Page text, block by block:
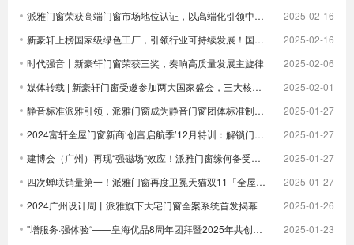
派雅门窗荣获高端门窗市场地位认证，以高端化引领中国门窗新未来| 倒计时
2025-02-16
新豪轩上榜国家级绿色工厂，引领行业可持续发展！国家级荣誉 1！
2025-02-16
时代强音丨新豪轩门窗荣获三奖，奏响高质量发展主旋律
2025-02-06
媒体转载 | 新豪轩门窗受邀参加两大国家盛会，三大核心优势驱动企业发展
2025-02-01
静音标准派雅引领，派雅门窗成为静音门窗团体标准制定者
2025-01-27
2024富轩全屋门窗新商‘创富启航季’12月特训：解锁门窗界新航海图，共铸辉煌未来篇章
2025-01-27
建博会（广州）再现“强磁场“效应！派雅门窗缘何备受青睐？
2025-01-27
四次蝉联销量第一！派雅门窗再度卫冕天猫双11「全屋定制窗类目全周期热销第一」
2025-01-27
2024广州设计周丨派雅旗下大宅门窗全案系统首发揭幕
2025-01-26
"增服务·强体验“——皇海优品8周年团拜暨2025年共创大会圆满举行
2025-01-23